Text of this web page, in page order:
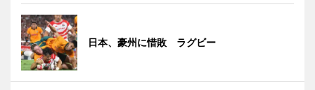
日本、豪州に惜敗 ラグビー